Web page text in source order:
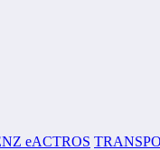
eACTROS